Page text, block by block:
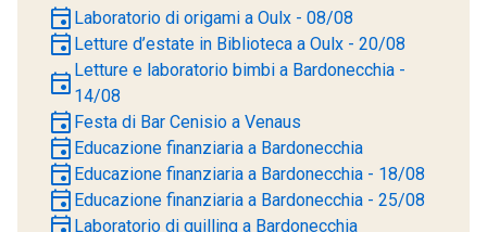
event Laboratorio di origami a Oulx - 08/08
event Letture d’estate in Biblioteca a Oulx - 20/08
event Letture e laboratorio bimbi a Bardonecchia -
14/08
event Festa di Bar Cenisio a Venaus
event Educazione finanziaria a Bardonecchia
event Educazione finanziaria a Bardonecchia - 18/08
event Educazione finanziaria a Bardonecchia - 25/08
Laboratorio di quilling a Bardonecchia